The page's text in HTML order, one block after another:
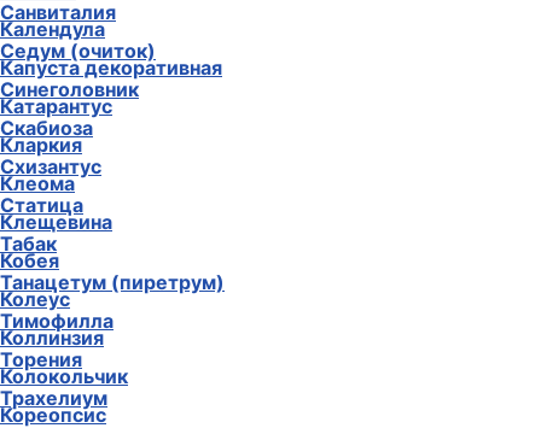
Санвиталия
Седум (очиток)
Синеголовник
Скабиоза
Схизантус
Статица
Табак
Танацетум (пиретрум)
Тимофилла
Торения
Трахелиум
Календула
Капуста декоративная
Катарантус
Кларкия
Клеома
Клещевина
Кобея
Колеус
Коллинзия
Колокольчик
Кореопсис